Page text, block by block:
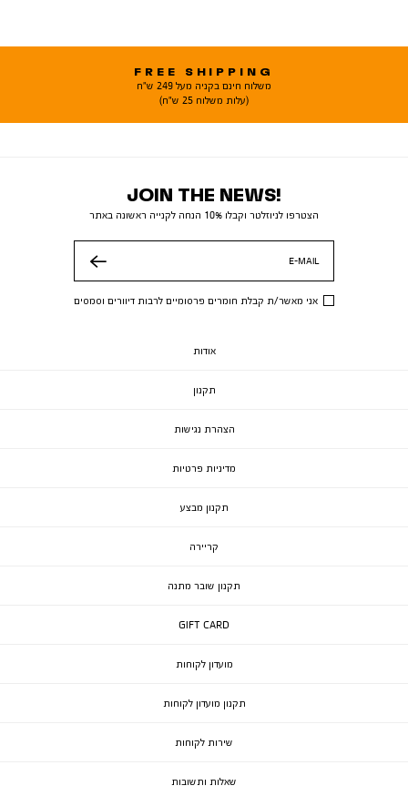
FREE SHIPPING
משלוח חינם בקניה מעל 249 ש"ח
(עלות משלוח 25 ש"ח)
JOIN THE NEWS!
הצטרפו לניוזלטר וקבלו 10% הנחה לקנייה ראשונה באתר
E-MAIL
אני מאשר/ת קבלת חומרים פרסומיים לרבות דיוורים וסמסים
אודות
תקנון
הצהרת נגישות
מדיניות פרטיות
תקנון מבצע
קריירה
תקנון שובר מתנה
GIFT CARD
מועדון לקוחות
תקנון מועדון לקוחות
שירות לקוחות
שאלות ותשובות